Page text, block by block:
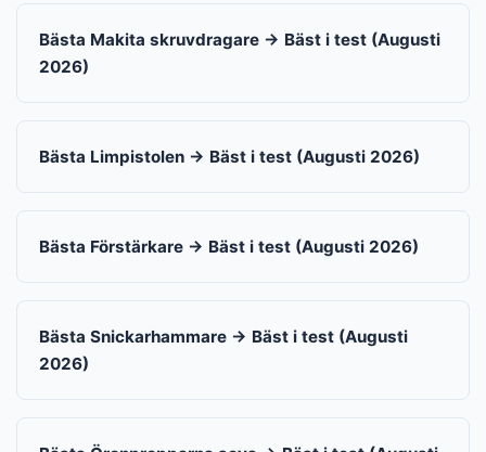
Bästa Makita skruvdragare → Bäst i test (Augusti
2026)
Bästa Limpistolen → Bäst i test (Augusti 2026)
Bästa Förstärkare → Bäst i test (Augusti 2026)
Bästa Snickarhammare → Bäst i test (Augusti
2026)